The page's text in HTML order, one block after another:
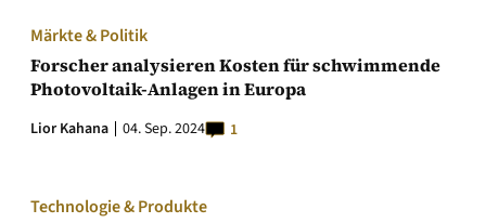
Märkte & Politik
Forscher analysieren Kosten für schwimmende
Photovoltaik-Anlagen in Europa
Lior Kahana 04. Sep. 2024 1
Technologie & Produkte